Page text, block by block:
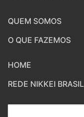
QUEM SOMOS
O QUE FAZEMOS
HOME
REDE NIKKEI BRASIL